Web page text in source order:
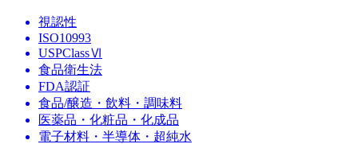
視認性
ISO10993
USPClassⅥ
食品衛生法
FDA認証
食品/醸造・飲料・調味料
医薬品・化粧品・化成品
電子材料・半導体・超純水